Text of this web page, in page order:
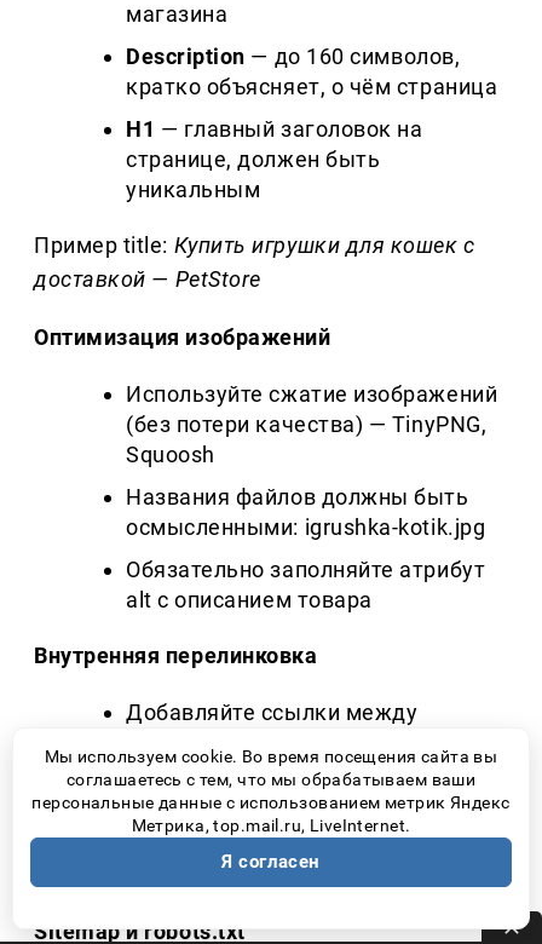
магазина
Description — до 160 символов,
кратко объясняет, о чём страница
H1 — главный заголовок на
странице, должен быть
уникальным
Пример title: Купить игрушки для кошек с
доставкой — PetStore
Оптимизация изображений
Используйте сжатие изображений
(без потери качества) — TinyPNG,
Squoosh
Названия файлов должны быть
осмысленными: igrushka-kotik.jpg
Обязательно заполняйте атрибут
alt с описанием товара
Внутренняя перелинковка
Добавляйте ссылки между
категориями
Это помогает пользователям
ориентироваться и улучшает
индексацию сайта
Sitemap и robots.txt
Мы используем cookie. Во время посещения сайта вы
соглашаетесь с тем, что мы обрабатываем ваши
персональные данные с использованием метрик Яндекс
Метрика, top.mail.ru, LiveInternet.
Я согласен